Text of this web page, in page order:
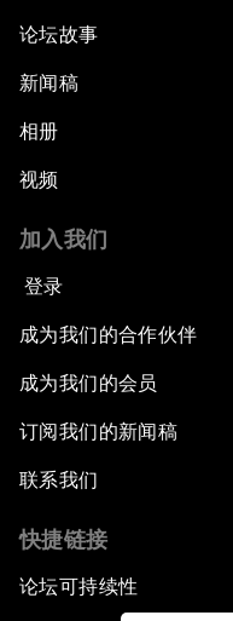
论坛故事
新闻稿
相册
视频
加入我们
登录
成为我们的合作伙伴
成为我们的会员
订阅我们的新闻稿
联系我们
快捷链接
论坛可持续性